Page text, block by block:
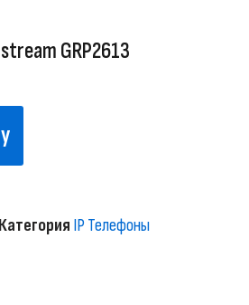
GRP2613
Категория IP Телефоны